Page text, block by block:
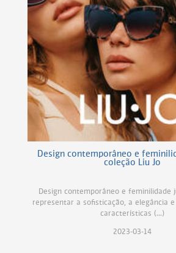
Design contemporâneo e
coleção Liu Jo
Design contemporâneo e feminilidade
representar a sofisticação, a elegância
características (...)
2023-03-14